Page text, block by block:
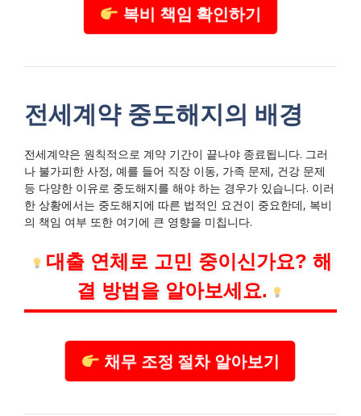
복비 책임 확인하기
전세계약 중도해지의 배경
전세계약은 원칙적으로 계약 기간이 끝나야 종료됩니다. 그러
나 불가피한 사정, 예를 들어 직장 이동, 가족 문제, 건강 문제
등 다양한 이유로 중도해지를 해야 하는 경우가 있습니다. 이러
한 상황에서는 중도해지에 따른 법적인 요건이 중요한데, 복비
의 책임 여부 또한 여기에 큰 영향을 미칩니다.
대출 연체로 고민 중이신가요? 해
결 방법을 알아보세요.
채무 조정 절차 알아보기